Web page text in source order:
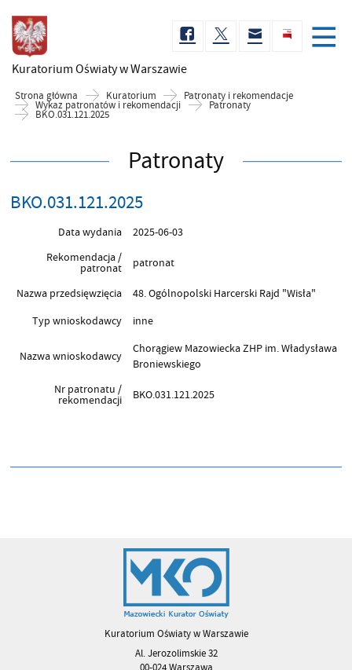
Kuratorium Oświatyw Warszawie
Strona główna Kuratorium Patronaty i rekomendacje
Wykaz patronatów i rekomendacji Patronaty
BKO.031.121.2025
Patronaty
BKO.031.121.2025
Data wydania
2025-06-03
Rekomendacja /
patronat patronat
Nazwa przedsięwzięcia
48. Ogólnopolski Harcerski Rajd "Wisła"
Typ wnioskodawcy
inne
Nazwa wnioskodawcy
Chorągiew Mazowiecka ZHP im. Władysława
Broniewskiego
Nr patronatu /
rekomendacji BKO.031.121.2025
Kuratorium Oświaty w Warszawie
Al. Jerozolimskie 32